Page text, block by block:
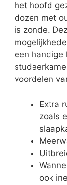
het hoofd
dozen met
is zonde.
een handige
voordelen
Extra
zoals
ook